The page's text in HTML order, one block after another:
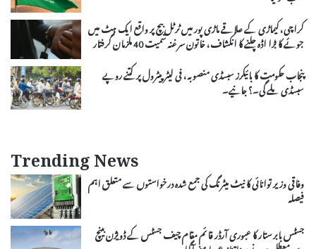
کراچی، کیماڑی کے علاقے ماڑی پور میں ٹرٹل بیچ پر واقع ایک ہٹ میں
جوئے کا بڑا اڈہ چلنے کا انکشاف، خاتون سرغنہ سمیت 40 ملزمان گرفتار
پنجاب حکومت کا بائیکرز سبسڈی منصوبہ، فی لیٹر پیٹرول پر کتنے روپے
سبسڈی ملے گی۔؟ جانیے۔
Trending News
وفاقی وزیر توانائی کا نیٹ میٹرنگ کی جمع شدہ درخواستوں سے متعلق اہم
فیصلہ
جسٹس بابر ستار کا عبوری آرڈر قائم مقام چیف جسٹس کے ڈویژن بینچ